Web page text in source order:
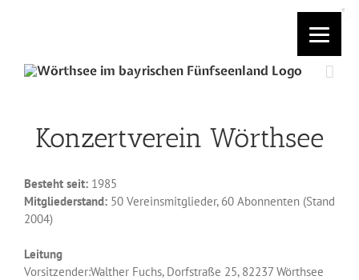
Konzertverein Wörthsee
Besteht seit: 1985
Mitgliederstand: 50 Vereinsmitglieder, 60 Abonnenten (Stand
2004)
Leitung
Vorsitzender:Walther Fuchs, Dorfstraße 25, 82237 Wörthsee